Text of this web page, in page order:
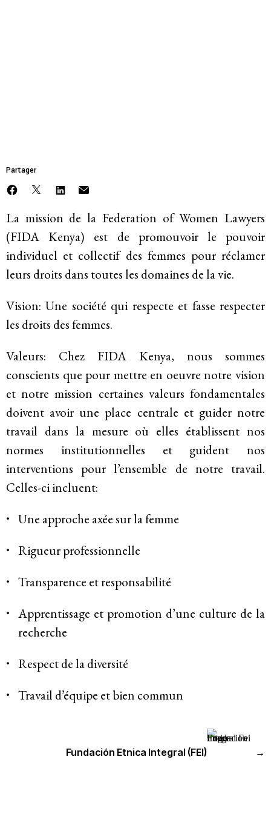
A propos de
Mission
Historique
Modèle de travail
Analyse commune
Rapports annuels
Emplois
Donateurs
Contact
Membres
Groupes de travail
Responsabilité des entreprises
Femmes et DESC
Litiges stratégique
Mouvements sociaux
Partager
La mission de la Federation of Women Lawyers
(FIDA Kenya) est de promouvoir le pouvoir
individuel et collectif des femmes pour réclamer
leurs droits dans toutes les domaines de la vie.
Vision: Une société qui respecte et fasse respecter
les droits des femmes.
Valeurs: Chez FIDA Kenya, nous sommes
conscients que pour mettre en oeuvre notre vision
et notre mission certaines valeurs fondamentales
doivent avoir une place centrale et guider notre
travail dans la mesure où elles établissent nos
normes institutionnelles et guident nos
interventions pour l’ensemble de notre travail.
Celles-ci incluent:
Une approche axée sur la femme
Rigueur professionnelle
Transparence et responsabilité
Apprentissage et promotion d’une culture de la
recherche
Respect de la diversité
Travail d’équipe et bien commun
Fundación Etnica Integral (FEI) →